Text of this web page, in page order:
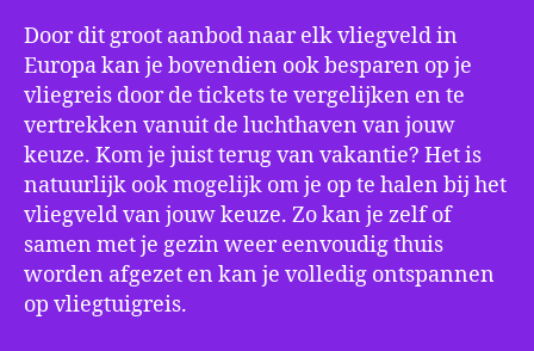
Door dit groot aanbod naar elk vliegveld in
Europa kan je bovendien ook besparen op je
vliegreis door de tickets te vergelijken en te
vertrekken vanuit de luchthaven van jouw
keuze. Kom je juist terug van vakantie? Het is
natuurlijk ook mogelijk om je op te halen bij het
vliegveld van jouw keuze. Zo kan je zelf of
samen met je gezin weer eenvoudig thuis
worden afgezet en kan je volledig ontspannen
op vliegtuigreis.